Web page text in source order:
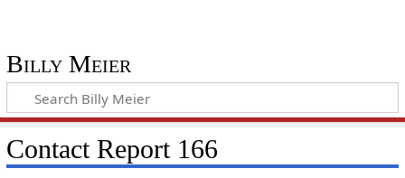
Billy Meier
Contact Report 166